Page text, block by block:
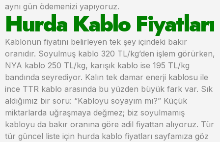
aynı gün ödemenizi yapıyoruz.
Hurda Kablo Fiyatları
Kablonun fiyatını belirleyen tek şey içindeki bakır
oranıdır. Soyulmuş kablo 320 TL/kg’den işlem görürken,
NYA kablo 250 TL/kg, karışık kablo ise 195 TL/kg
bandında seyrediyor. Kalın tek damar enerji kablosu ile
ince TTR kablo arasında bu yüzden büyük fark var. Sık
aldığımız bir soru: “Kabloyu soyayım mı?” Küçük
miktarlarda uğraşmaya değmez; biz soyulmamış
kabloyu da bakır oranına göre adil fiyattan alıyoruz. Tür
tür güncel liste için hurda kablo fiyatları sayfamıza göz